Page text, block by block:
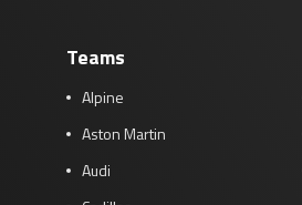
GP MEXICO 2026
RaceTeams
Alpine
Aston Martin
Audi